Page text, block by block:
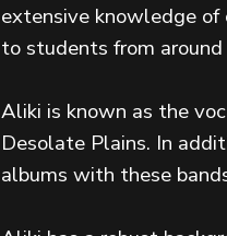
extensive knowledge of
to students from
Aliki is known as the
Desolate Plains. In
albums with these